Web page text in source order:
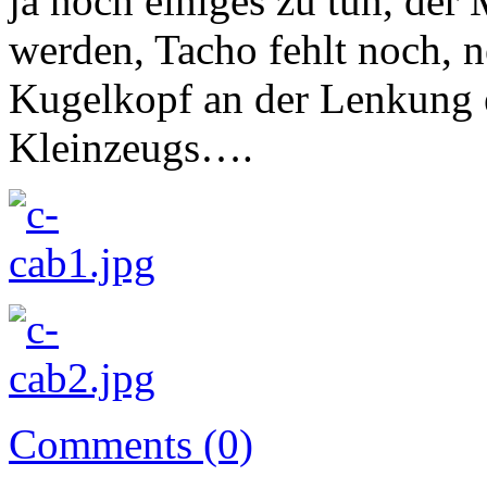
werden, Tacho fehlt noch,
Kugelkopf an der Lenkung
Kleinzeugs….
Comments (0)